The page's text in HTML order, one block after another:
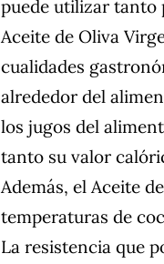
puede utilizar tanto
Aceite de Oliva
cualidades
alrededor del
los jugos del
tanto su valor
Además, el Aceite
temperaturas de
La resistencia que